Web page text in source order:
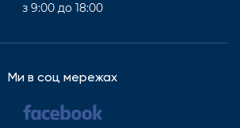
з 9:00 до 18:00
Ми в соц мережах